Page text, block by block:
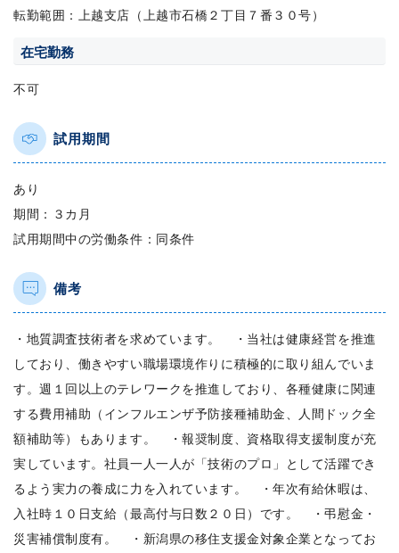
転勤範囲：上越支店（上越市石橋２丁目７番３０号）
在宅勤務
不可
試用期間
あり
期間：３カ月
試用期間中の労働条件：同条件
備考
・地質調査技術者を求めています。 ・当社は健康経営を推進
しており、働きやすい職場環境作りに積極的に取り組んでいま
す。週１回以上のテレワークを推進しており、各種健康に関連
する費用補助（インフルエンザ予防接種補助金、人間ドック全
額補助等）もあります。 ・報奨制度、資格取得支援制度が充
実しています。社員一人一人が「技術のプロ」として活躍でき
るよう実力の養成に力を入れています。 ・年次有給休暇は、
入社時１０日支給（最高付与日数２０日）です。 ・弔慰金・
災害補償制度有。 ・新潟県の移住支援金対象企業となってお